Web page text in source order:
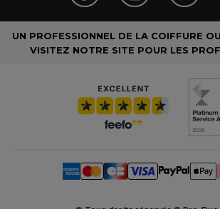
UN PROFESSIONNEL DE LA COIFFURE
VISITEZ NOTRE SITE POUR LES